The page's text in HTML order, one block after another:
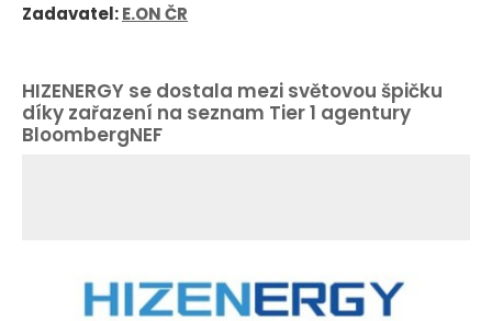
Zadavatel:E.ON ČR
HIZENERGY se dostala mezi světovou špičku
díky zařazení na seznam Tier 1 agentury
BloombergNEF